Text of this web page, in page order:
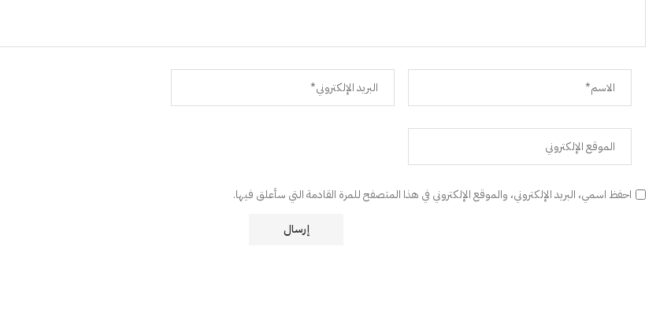
احفظ اسمي، البريد الإلكتروني، والموقع الإلكتروني في هذا المتصفح للمرة القادمة التي سأعلق فيها.